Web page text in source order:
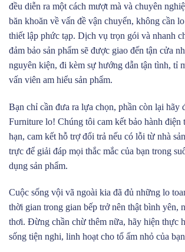
đều diễn ra một cách mượt mà và chuyên
băn khoăn về vấn đề vận chuyển, không cần
thiết lập phức tạp. Dịch vụ trọn gói và nhanh
đảm bảo sản phẩm sẽ được giao đến tận cửa
nguyên kiện, đi kèm sự hướng dẫn tận tình, tỉ
vấn viên am hiểu sản phẩm.
Bạn chỉ cần đưa ra lựa chọn, phần còn lại hãy
Furniture lo! Chúng tôi cam kết bảo hành điện
hạn, cam kết hỗ trợ đổi trả nếu có lỗi từ nhà
trực để giải đáp mọi thắc mắc của bạn trong
dụng sản phẩm.
Cuộc sống vội vã ngoài kia đã đủ những lo
thời gian trong gian bếp trở nên thật bình yên,
thơi. Đừng chần chừ thêm nữa, hãy hiện thực
sống tiện nghi, linh hoạt cho tổ ấm nhỏ của